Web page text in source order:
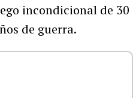
incondicional de 30
de guerra.